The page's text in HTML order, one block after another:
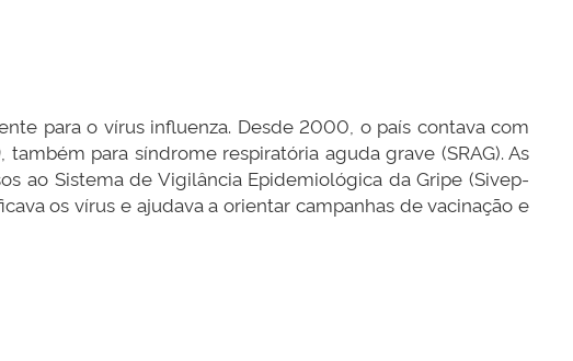
para o vírus influenza. Desde 2000, o país contava com
para síndrome respiratória aguda grave (SRAG). As
ao Sistema de Vigilância Epidemiológica da Gripe (Sivep-
os vírus e ajudava a orientar campanhas de vacinação e